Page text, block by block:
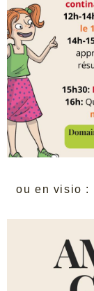
ou en visio :